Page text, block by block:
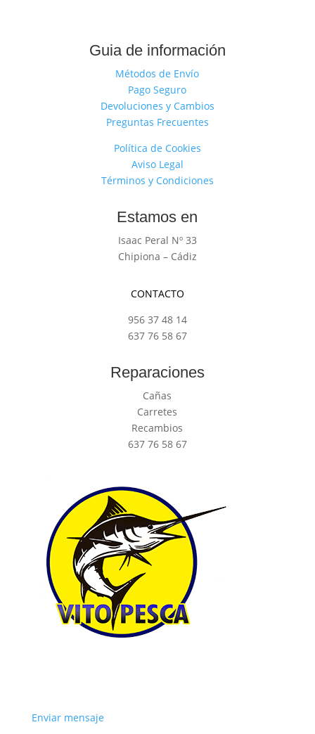
Guia de información
Métodos de Envío
Pago Seguro
Devoluciones y Cambios
Preguntas Frecuentes
Política de Cookies
Aviso Legal
Términos y Condiciones
Estamos en
Isaac Peral Nº 33
Chipiona – Cádiz
CONTACTO
956 37 48 14
637 76 58 67
Reparaciones
Cañas
Carretes
Recambios
637 76 58 67
Enviar mensaje